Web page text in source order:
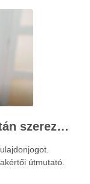
Ingatlan elbirtoklás: 15 év után szerezhet tulajdonjogot – szakértői útmutató
útmutató.